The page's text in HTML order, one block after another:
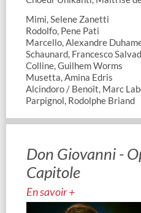
Mimi, Selene Zanetti
Rodolfo, Pene Pati
Marcello, Alexandre
Schaunard, Francesco
Colline, Guilhem Worms
Musetta, Amina Edris
Alcindoro / Benoît, Marc
Parpignol, Rodolphe Briand
Don Giovanni -
Capitole
En savoir +